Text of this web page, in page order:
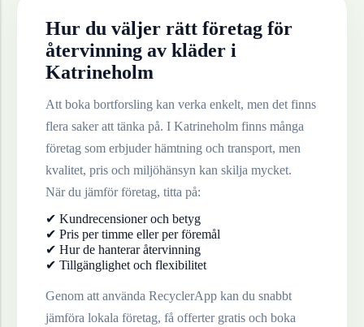
Hur du väljer rätt företag för
återvinning av kläder i
Katrineholm
Att boka bortforsling kan verka enkelt, men det finns
flera saker att tänka på. I Katrineholm finns många
företag som erbjuder hämtning och transport, men
kvalitet, pris och miljöhänsyn kan skilja mycket.
När du jämför företag, titta på:
✔ Kundrecensioner och betyg
✔ Pris per timme eller per föremål
✔ Hur de hanterar återvinning
✔ Tillgänglighet och flexibilitet
Genom att använda RecyclerApp kan du snabbt
jämföra lokala företag, få offerter gratis och boka